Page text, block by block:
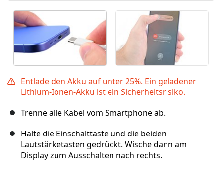
Entlade den Akku auf unter 25%. Ein geladener
Lithium-Ionen-Akku ist ein Sicherheitsrisiko.
Trenne alle Kabel vom Smartphone ab.
Halte die Einschalttaste und die beiden
Lautstärketasten gedrückt. Wische dann am
Display zum Ausschalten nach rechts.